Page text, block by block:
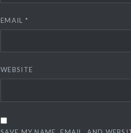
EMAIL *
WEBSITE